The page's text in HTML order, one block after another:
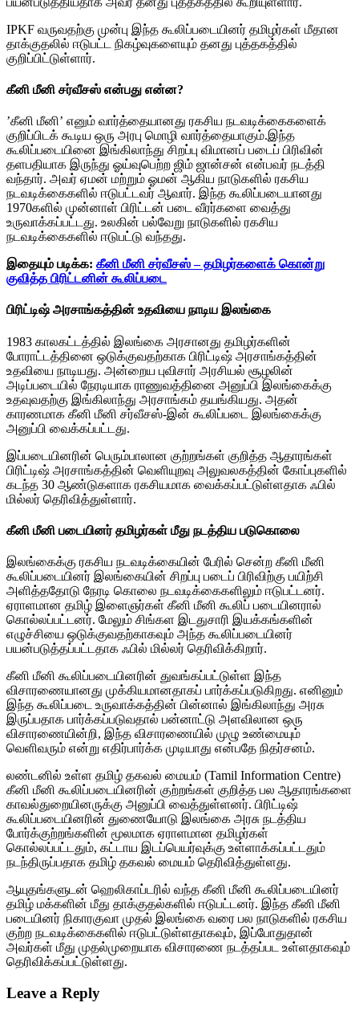
IPKF வருவதற்கு முன்பு இந்த கூலிப்படையினர் தமிழர்கள் மீதான
தாக்குதலில் ஈடுபட்ட நிகழ்வுகளையும் தனது புத்தகத்தில்
குறிப்பிட்டுள்ளார்.
கீனி மீனி சர்வீசஸ் என்பது என்ன?
’கீனி மீனி’ எனும் வார்த்தையானது ரகசிய நடவடிக்கைகளைக்
குறிப்பிடக் கூடிய ஒரு அரபு மொழி வார்த்தையாகும்.இந்த
கூலிப்படையினை இங்கிலாந்து சிறப்பு விமானப் படைப் பிரிவின்
தளபதியாக இருந்து ஓய்வுபெற்ற ஜிம் ஜான்சன் என்பவர் நடத்தி
வந்தார். அவர் ஏமன் மற்றும் ஓமன் ஆகிய நாடுகளில் ரகசிய
நடவடிக்கைகளில் ஈடுபட்டவர் ஆவார். இந்த கூலிப்படையானது
1970களில் முன்னாள் பிரிட்டன் படை வீரர்களை வைத்து
உருவாக்கப்பட்டது. உலகின் பல்வேறு நாடுகளில் ரகசிய
நடவடிக்கைகளில் ஈடுபட்டு வந்தது.
இதையும் படிக்க: கீனி மீனி சர்வீசஸ் – தமிழர்களைக் கொன்று
குவித்த பிரிட்டனின் கூலிப்படை
பிரிட்டிஷ் அரசாங்கத்தின் உதவியை நாடிய இலங்கை
1983 காலகட்டத்தில் இலங்கை அரசானது தமிழர்களின்
போராட்டத்தினை ஒடுக்குவதற்காக பிரிட்டிஷ் அரசாங்கத்தின்
உதவியை நாடியது. அன்றைய புவிசார் அரசியல் சூழலின்
அடிப்படையில் நேரடியாக ராணுவத்தினை அனுப்பி இலங்கைக்கு
உதவுவதற்கு இங்கிலாந்து அரசாங்கம் தயங்கியது. அதன்
காரணமாக கீனி மீனி சர்வீசஸ்-இன் கூலிப்படை இலங்கைக்கு
அனுப்பி வைக்கப்பட்டது.
இப்படையினரின் பெரும்பாலான குற்றங்கள் குறித்த ஆதாரங்கள்
பிரிட்டிஷ் அரசாங்கத்தின் வெளியுறவு அலுவலகத்தின் கோப்புகளில்
கடந்த 30 ஆண்டுகளாக ரகசியமாக வைக்கப்பட்டுள்ளதாக ஃபில்
மில்லர் தெரிவித்துள்ளார்.
கீனி மீனி படையினர் தமிழர்கள் மீது நடத்திய படுகொலை
இலங்கைக்கு ரகசிய நடவடிக்கையின் பேரில் சென்ற கீனி மீனி
கூலிப்படையினர் இலங்கையின் சிறப்பு படைப் பிரிவிற்கு பயிற்சி
அளித்ததோடு நேரடி கொலை நடவடிக்கைகளிலும் ஈடுபட்டனர்.
ஏராளமான தமிழ் இளைஞர்கள் கீனி மீனி கூலிப் படையினரால்
கொல்லப்பட்டனர். மேலும் சிங்கள இடதுசாரி இயக்கங்களின்
எழுச்சியை ஒடுக்குவதற்காகவும் அந்த கூலிப்படையினர்
பயன்படுத்தப்பட்டதாக ஃபில் மில்லர் தெரிவிக்கிறார்.
கீனி மீனி கூலிப்படையினரின் துவங்கப்பட்டுள்ள இந்த
விசாரணையானது முக்கியமானதாகப் பார்க்கப்படுகிறது. எனினும்
இந்த கூலிப்படை உருவாக்கத்தின் பின்னால் இங்கிலாந்து அரசு
இருப்பதாக பார்க்கப்படுவதால் பன்னாட்டு அளவிலான ஒரு
விசாரணையின்றி, இந்த விசாரணையில் முழு உண்மையும்
வெளிவரும் என்று எதிர்பார்க்க முடியாது என்பதே நிதர்சனம்.
லண்டனில் உள்ள தமிழ் தகவல் மையம் (Tamil Information Centre)
கீனி மீனி கூலிப்படையினரின் குற்றங்கள் குறித்த பல ஆதாரங்களை
காவல்துறையினருக்கு அனுப்பி வைத்துள்ளனர். பிரிட்டிஷ்
கூலிப்படையினரின் துணையோடு இலங்கை அரசு நடத்திய
போர்க்குற்றங்களின் மூலமாக ஏராளமான தமிழர்கள்
கொல்லப்பட்டதும், கட்டாய இடப்பெயர்வுக்கு உள்ளாக்கப்பட்டதும்
நடந்திருப்பதாக தமிழ் தகவல் மையம் தெரிவித்துள்ளது.
ஆயுதங்களுடன் ஹெலிகாப்டரில் வந்த கீனி மீனி கூலிப்படையினர்
தமிழ் மக்களின் மீது தாக்குதல்களில் ஈடுபட்டனர். இந்த கீனி மீனி
படையினர் நிகாரகுவா முதல் இலங்கை வரை பல நாடுகளில் ரகசிய
குற்ற நடவடிக்கைகளில் ஈடுபட்டுள்ளதாகவும், இப்போதுதான்
அவர்கள் மீது முதல்முறையாக விசாரணை நடத்தப்பட உள்ளதாகவும்
தெரிவிக்கப்பட்டுள்ளது.
Leave a Reply